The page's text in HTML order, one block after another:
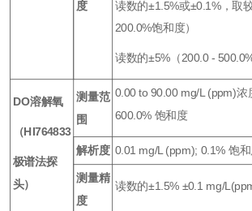
度 读数的±1.5%或±0.1%，取
200.0%饱和度）
读数的±5%（200.0 -
DO溶解氧
（HI764833
极谱法探
头）
测量范
围
0.00 to 90.00 mg/L (ppm)浓
600.0% 饱和度
解析度 0.01 mg/L (ppm); 0.1% 饱
测量精
度
读数的±1.5% ±0.1 mg/